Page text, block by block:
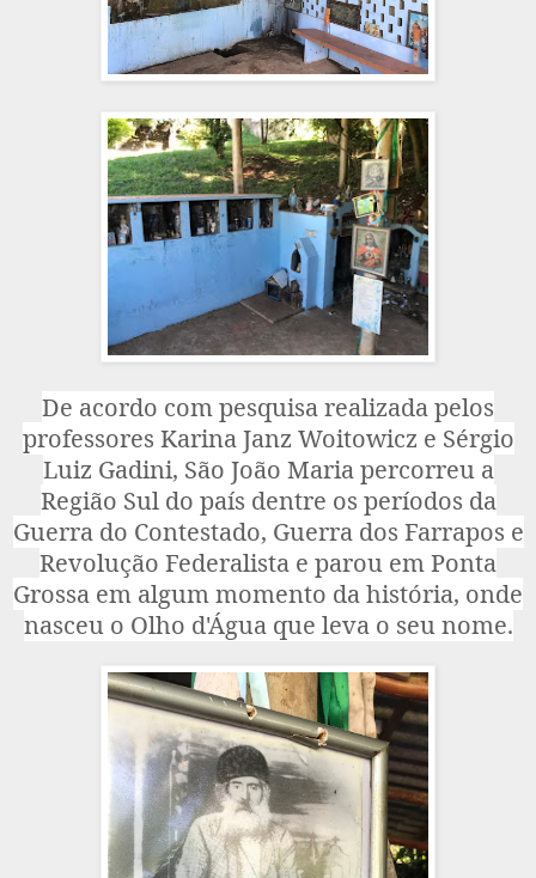
De acordo com pesquisa realizada pelos
professores Karina Janz Woitowicz e Sérgio
Luiz Gadini, São João Maria percorreu a
Região Sul do país dentre os períodos da
Guerra do Contestado, Guerra dos Farrapos e
Revolução Federalista e parou em Ponta
Grossa em algum momento da história, onde
nasceu o Olho d'Água que leva o seu nome.